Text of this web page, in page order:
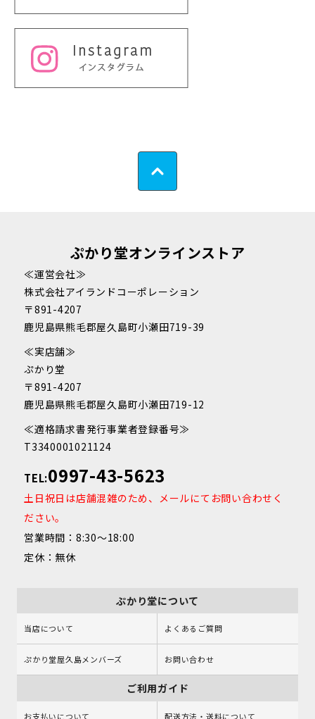
ぷかり堂オンラインストア
≪運営会社≫
株式会社アイランドコーポレーション
〒891-4207
鹿児島県熊毛郡屋久島町小瀬田719-39
≪実店舗≫
ぷかり堂
〒891-4207
鹿児島県熊毛郡屋久島町小瀬田719-12
≪適格請求書発行事業者登録番号≫
T3340001021124
TEL:0997-43-5623
土日祝日は店舗混雑のため、メールにてお問い合わせく
ださい。
営業時間：8:30～18:00
定休：無休
ぷかり堂について
当店について よくあるご質問
ぷかり堂屋久島メンバーズ お問い合わせ
ご利用ガイド
お支払いについて 配送方法・送料について